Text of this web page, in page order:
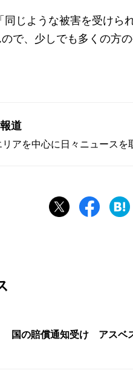
じような被害を受けら
で、少しでも多くの方
道
アを中心に日々ニュースを
国の賠償通知受け アスベ